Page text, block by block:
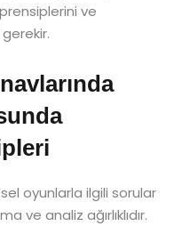
ve
oyunlarla ilgili sorular
ve analiz ağırlıklıdır.